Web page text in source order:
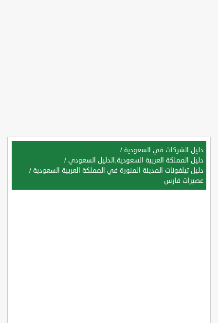
دليل الشركات في السعودية /
دليل المملكة العربية السعودية,الدليل السعودي /
دليل تيلفونات المدينة المنورة في المملكة العربية السعودية /
عصيرات فارس